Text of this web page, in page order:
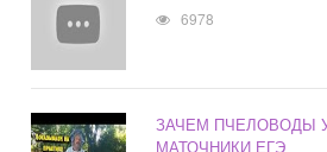
6978
ЗАЧЕМ ПЧЕЛОВОДЫ
МАТОЧНИКИ ЕГЭ